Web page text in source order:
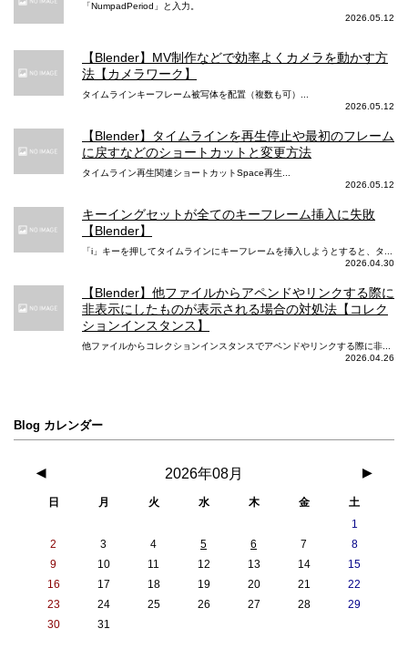
「NumpadPeriod」と入力。
2026.05.12
【Blender】MV制作などで効率よくカメラを動かす方
法【カメラワーク】
タイムラインキーフレーム被写体を配置（複数も可）...
2026.05.12
【Blender】タイムラインを再生停止や最初のフレーム
に戻すなどのショートカットと変更方法
タイムライン再生関連ショートカットSpace再生...
2026.05.12
キーイングセットが全てのキーフレーム挿入に失敗
【Blender】
「i」キーを押してタイムラインにキーフレームを挿入しようとすると、タ...
2026.04.30
【Blender】他ファイルからアペンドやリンクする際に
非表示にしたものが表示される場合の対処法【コレク
ションインスタンス】
他ファイルからコレクションインスタンスでアペンドやリンクする際に非...
2026.04.26
Blog カレンダー
2026年08月
◀ ▶
日 月 火 水 木 金
土
1
2
3 4 5 6 7
8
9
10 11 12 13 14
15
16
17 18 19 20 21
22
23
24 25 26 27 28
29
30
31